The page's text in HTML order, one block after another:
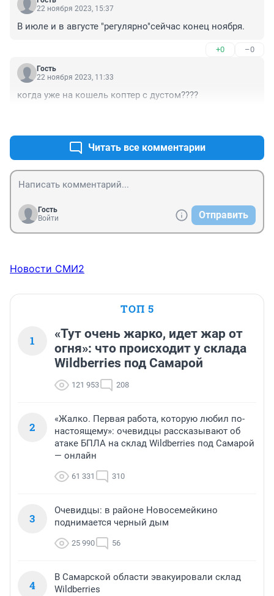
22 ноября 2023, 15:37
В июле и в августе "регулярно"сейчас конец ноября.
+0 –0
Гость
22 ноября 2023, 11:33
когда уже на кошель коптер с дустом????
Читать все комментарии
Гость
Войти
Отправить
Новости СМИ2
ТОП 5
1
«Тут очень жарко, идет жар от
огня»: что происходит у склада
Wildberries под Самарой
121 953 208
2
«Жалко. Первая работа, которую любил по-
настоящему»: очевидцы рассказывают об
атаке БПЛА на склад Wildberries под Самарой
— онлайн
61 331 310
3
Очевидцы: в районе Новосемейкино
поднимается черный дым
25 990 56
4
В Самарской области эвакуировали склад
Wildberries